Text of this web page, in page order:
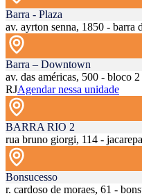
Barra - Plaza
av. ayrton senna, 1850 - barra
Barra – Downtown
av. das américas, 500 - bloco
RJAgendar nessa unidade
BARRA RIO 2
rua bruno giorgi, 114 -
Bonsucesso
r. cardoso de moraes, 61 -